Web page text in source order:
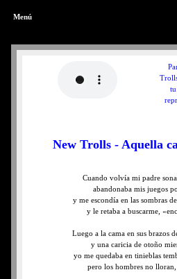
Menú
tu
New Trolls - Aquella
Cuando volvía mi padre
abandonaba mis juegos
y me escondía en las sombras
y le retaba a buscarme,
Luego a la cama en sus brazos
y una caricia de otoño
yo me quedaba en tinieblas
pero los hombres no lloran,